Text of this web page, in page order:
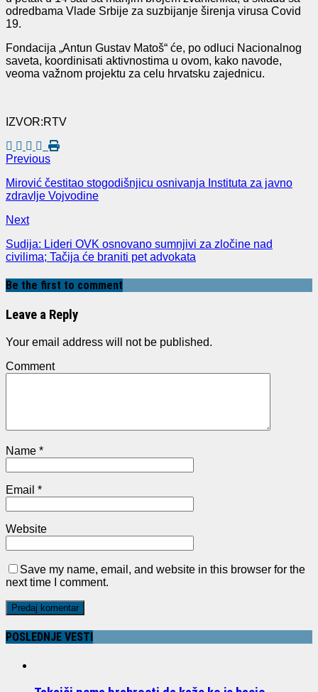
odredbama Vlade Srbije za suzbijanje širenja virusa Covid
19.
Fondacija „Antun Gustav Matoš“ će, po odluci Nacionalnog
saveta, koordinisati aktivnostima u ovom, kako navode,
veoma važnom projektu za celu hrvatsku zajednicu.
IZVOR:RTV
Previous
Mirović čestitao stogodišnjicu osnivanja Instituta za javno
zdravlje Vojvodine
Next
Sudija: Lideri OVK osnovano sumnjivi za zločine nad
civilima; Tačija će braniti pet advokata
Be the first to comment
Leave a Reply
Your email address will not be published.
Comment
Name *
Email *
Website
Save my name, email, and website in this browser for the
next time I comment.
POSLEDNJE VESTI